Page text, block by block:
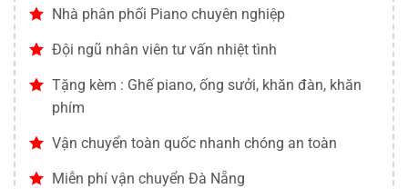
Nhà phân phối Piano chuyên nghiệp
Đội ngũ nhân viên tư vấn nhiệt tình
Tặng kèm : Ghế piano, ống sưởi, khăn đàn, khăn
phím
Vận chuyển toàn quốc nhanh chóng an toàn
Miễn phí vận chuyển Đà Nẵng